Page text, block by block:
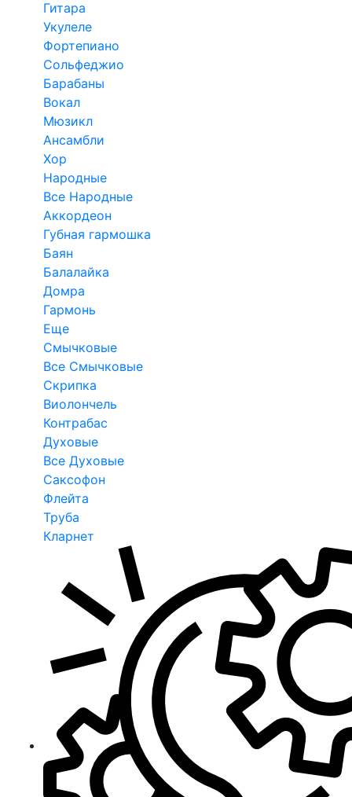
Гитара
Укулеле
Фортепиано
Сольфеджио
Барабаны
Вокал
Мюзикл
Ансамбли
Хор
Народные
Все Народные
Аккордеон
Губная гармошка
Баян
Балалайка
Домра
Гармонь
Еще
Смычковые
Все Смычковые
Скрипка
Виолончель
Контрабас
Духовые
Все Духовые
Саксофон
Флейта
Труба
Кларнет